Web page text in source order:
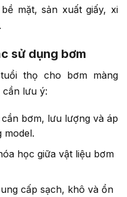
mặt, sản xuất giấy, xi
sử dụng bơm
thọ cho bơm màng
cần lưu ý:
bơm, lưu lượng và áp
model.
học giữa vật liệu bơm
cấp sạch, khô và ổn